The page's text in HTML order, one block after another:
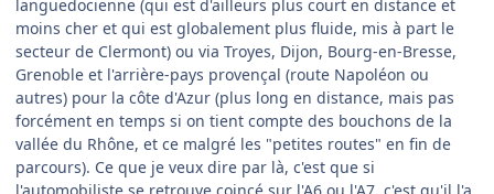
languedocienne (qui est d'ailleurs plus court en distance et
moins cher et qui est globalement plus fluide, mis à part le
secteur de Clermont) ou via Troyes, Dijon, Bourg-en-Bresse,
Grenoble et l'arrière-pays provençal (route Napoléon ou
autres) pour la côte d'Azur (plus long en distance, mais pas
forcément en temps si on tient compte des bouchons de la
vallée du Rhône, et ce malgré les "petites routes" en fin de
parcours). Ce que je veux dire par là, c'est que si